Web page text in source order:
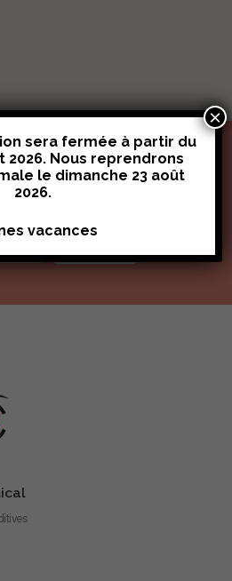
Updates
sera fermée à partir du
2026. Nous reprendrons
le dimanche 23 août
2026.
vacances
×